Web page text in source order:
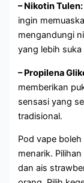
– Nikotin Tulen:
ingin
mengandungi
yang lebih
– Propilena
memberikan
sensasi yang
tradisional.
Pod vape
menarik.
dan ais